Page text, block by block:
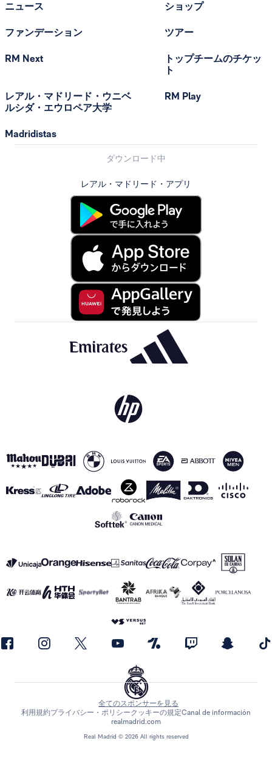
ニュース
ファンデーション
RM Next
レアル・マドリード・ウニベ
ルシダ・エウロペア大学
Madridistas
ショップ
ツアー
トップチームのチケッ
ト
RM Play
ダウンロード中
レアル・マドリード・アプリ
Real Madrid © 2026 All rights reserved
全てのスポンサーを見る
利用規約プライバシー・ポリシークッキーの規定Canal de información
realmadrid.com